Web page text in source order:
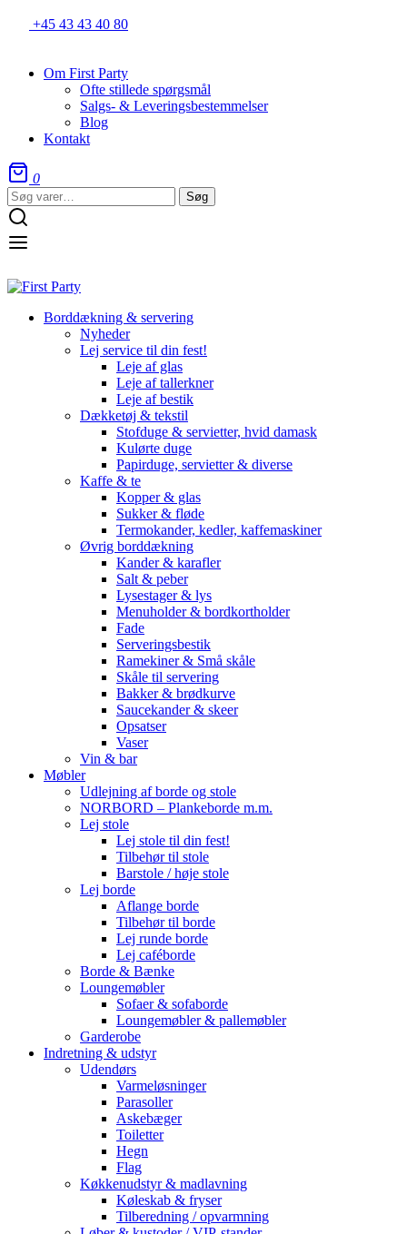
+45 43 43 40 80
Om First Party
Ofte stillede spørgsmål
Salgs- & Leveringsbestemmelser
Blog
Kontakt
0
Søg
efter:
Søg
Borddækning & servering
Nyheder
Lej service til din fest!
Leje af glas
Leje af tallerkner
Leje af bestik
Dækketøj & tekstil
Stofduge & servietter, hvid damask
Kulørte duge
Papirduge, servietter & diverse
Kaffe & te
Kopper & glas
Sukker & fløde
Termokander, kedler, kaffemaskiner
Øvrig borddækning
Kander & karafler
Salt & peber
Lysestager & lys
Menuholder & bordkortholder
Fade
Serveringsbestik
Ramekiner & Små skåle
Skåle til servering
Bakker & brødkurve
Saucekander & skeer
Opsatser
Vaser
Vin & bar
Møbler
Udlejning af borde og stole
NORBORD – Plankeborde m.m.
Lej stole
Lej stole til din fest!
Tilbehør til stole
Barstole / høje stole
Lej borde
Aflange borde
Tilbehør til borde
Lej runde borde
Lej caféborde
Borde & Bænke
Loungemøbler
Sofaer & sofaborde
Loungemøbler & pallemøbler
Garderobe
Indretning & udstyr
Udendørs
Varmeløsninger
Parasoller
Askebæger
Toiletter
Hegn
Flag
Køkkenudstyr & madlavning
Køleskab & fryser
Tilberedning / opvarmning